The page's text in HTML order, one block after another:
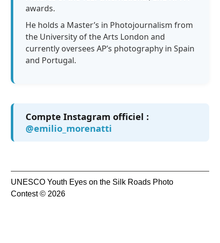
awards.
He holds a Master’s in Photojournalism from
the University of the Arts London and
currently oversees AP’s photography in Spain
and Portugal.
Compte Instagram officiel :
@emilio_morenatti
UNESCO Youth Eyes on the Silk Roads Photo
Contest © 2026